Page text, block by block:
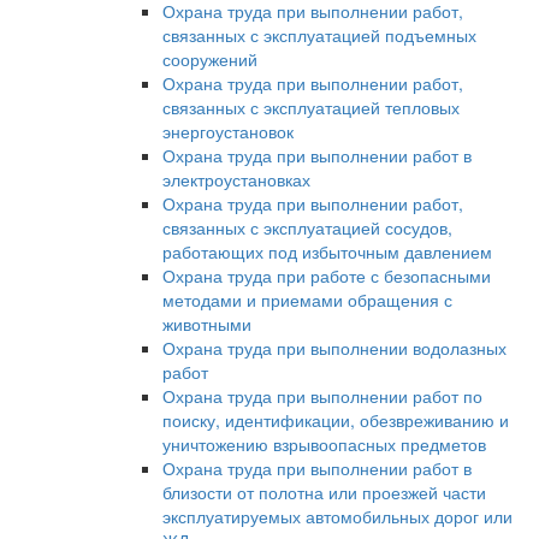
Охрана труда при выполнении работ,
связанных с эксплуатацией подъемных
сооружений
Охрана труда при выполнении работ,
связанных с эксплуатацией тепловых
энергоустановок
Охрана труда при выполнении работ в
электроустановках
Охрана труда при выполнении работ,
связанных с эксплуатацией сосудов,
работающих под избыточным давлением
Охрана труда при работе с безопасными
методами и приемами обращения с
животными
Охрана труда при выполнении водолазных
работ
Охрана труда при выполнении работ по
поиску, идентификации, обезвреживанию и
уничтожению взрывоопасных предметов
Охрана труда при выполнении работ в
близости от полотна или проезжей части
эксплуатируемых автомобильных дорог или